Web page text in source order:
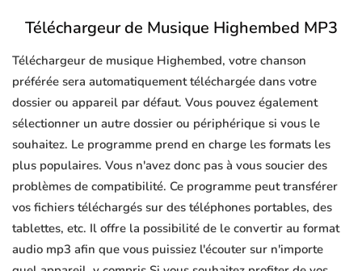
Téléchargeur de Musique Highembed MP3
Téléchargeur de musique Highembed, votre chanson
préférée sera automatiquement téléchargée dans votre
dossier ou appareil par défaut. Vous pouvez également
sélectionner un autre dossier ou périphérique si vous le
souhaitez. Le programme prend en charge les formats les
plus populaires. Vous n'avez donc pas à vous soucier des
problèmes de compatibilité. Ce programme peut transférer
vos fichiers téléchargés sur des téléphones portables, des
tablettes, etc. Il offre la possibilité de le convertir au format
audio mp3 afin que vous puissiez l'écouter sur n'importe